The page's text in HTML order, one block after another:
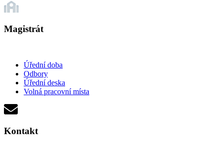
Magistrát
Úřední doba
Odbory
Úřední deska
Volná pracovní místa
Kontakt